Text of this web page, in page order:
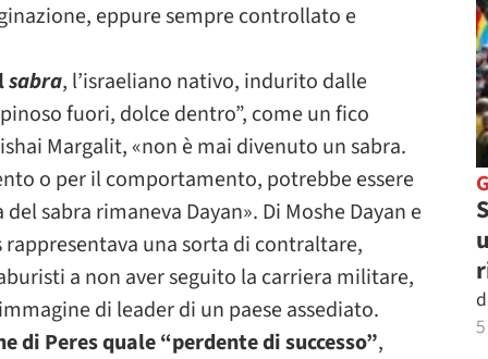
eppure sempre controllato e
sabra, l’israeliano nativo, indurito dalle
fuori, dolce dentro”, come un fico
Margalit, «non è mai divenuto un sabra.
o per il comportamento, potrebbe essere
sabra rimaneva Dayan». Di Moshe Dayan e
una sorta di contraltare,
a non aver seguito la carriera militare,
di leader di un paese assediato.
Peres quale “perdente di successo”,